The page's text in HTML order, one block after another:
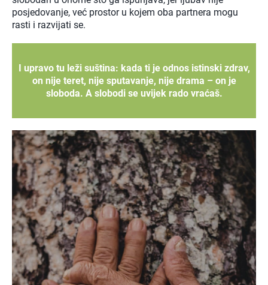
posjedovanje, već prostor u kojem oba partnera mogu
rasti i razvijati se.
I upravo tu leži suština: kada ti je odnos istinski zdrav,
on nije teret, nije sputavanje, nije drama – on je
sloboda. A slobodi se uvijek rado vraćaš.